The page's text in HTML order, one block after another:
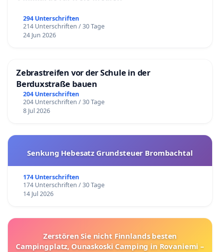
294 Unterschriften
214 Unterschriften / 30 Tage
24 Jun 2026
Zebrastreifen vor der Schule in der
Berduxstraße bauen
204 Unterschriften
204 Unterschriften / 30 Tage
8 Jul 2026
Senkung Hebesatz Grundsteuer Brombachtal
174 Unterschriften
174 Unterschriften / 30 Tage
14 Jul 2026
Zerstören Sie nicht Finnlands besten
Campingplatz, Ounaskoski Camping in Rovaniemi –